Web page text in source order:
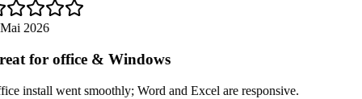
2026
for office & Windows
install went smoothly; Word and Excel are responsive.